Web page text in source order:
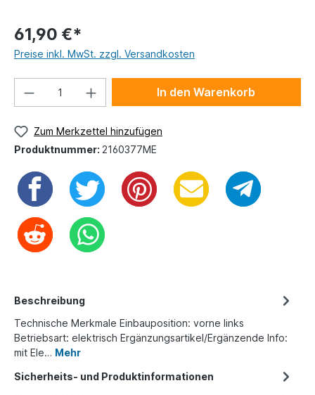
61,90 €*
Preise inkl. MwSt. zzgl. Versandkosten
In den Warenkorb
Zum Merkzettel hinzufügen
Produktnummer: 2160377ME
Beschreibung
Technische Merkmale Einbauposition: vorne links
Betriebsart: elektrisch Ergänzungsartikel/Ergänzende Info:
mit Ele… Mehr
Sicherheits- und Produktinformationen